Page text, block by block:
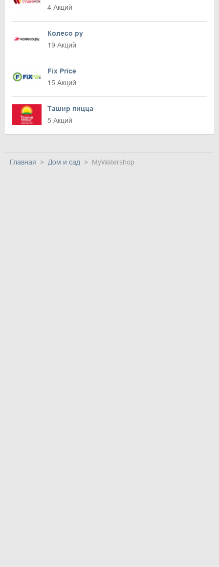
4 Акций
Колесо ру
19 Акций
Fix Price
15 Акций
Ташир пицца
5 Акций
Главная Дом и сад MyWatershop